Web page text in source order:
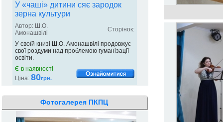
У «чаші» дитини сяє зародок
зерна культури
Автор: Ш.О.
Амонашвілі
Сторінок:
У своїй книзі Ш.О. Амонашвілі продовжує
свої роздуми над проблемою гуманізації
освіти.
Є в наявності
Ціна: 80грн.
Фотогалерея ПКПЦ